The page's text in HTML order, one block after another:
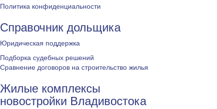
Политика конфиденциальности
Справочник дольщика
Юридическая поддержка
Подборка судебных решений
Сравнение договоров на строительство жилья
Жилые комплексы
новостройки Владивостока